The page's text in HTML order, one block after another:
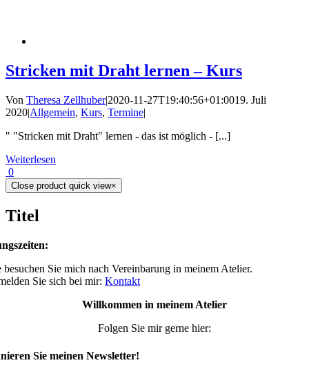
Stricken mit Draht lernen – Kurs
Von Theresa Zellhuber|2020-11-27T19:40:56+01:0019. Juli
2020|Allgemein, Kurs, Termine|
" "Stricken mit Draht" lernen - das ist möglich - [...]
Weiterlesen
0
Close product quick view×
Titel
besuchen Sie mich nach Vereinbarung in meinem Atelier.
Sie sich bei mir: Kontakt
Willkommen in meinem Atelier
Folgen Sie mir gerne hier:
Sie meinen Newsletter!